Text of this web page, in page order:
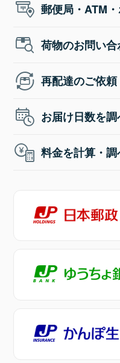
郵便局・ATM
荷物のお問い
再配達のご依頼
お届け日数を調
料金を計算・調